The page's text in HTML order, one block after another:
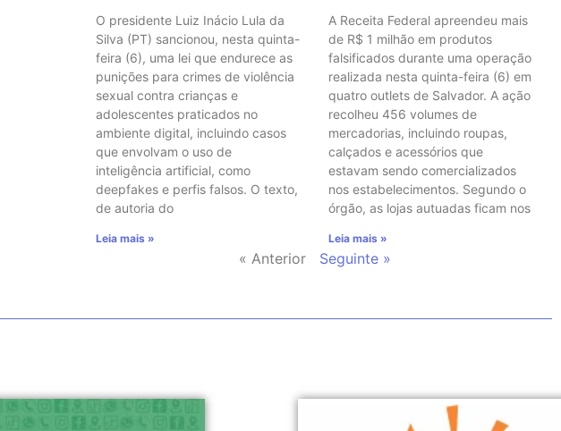
O presidente Luiz Inácio Lula da
Silva (PT) sancionou, nesta quinta-
feira (6), uma lei que endurece as
punições para crimes de violência
sexual contra crianças e
adolescentes praticados no
ambiente digital, incluindo casos
que envolvam o uso de
inteligência artificial, como
deepfakes e perfis falsos. O texto,
de autoria do
Leia mais »
A Receita Federal apreendeu mais
de R$ 1 milhão em produtos
falsificados durante uma operação
realizada nesta quinta-feira (6) em
quatro outlets de Salvador. A ação
recolheu 456 volumes de
mercadorias, incluindo roupas,
calçados e acessórios que
estavam sendo comercializados
nos estabelecimentos. Segundo o
órgão, as lojas autuadas ficam nos
Leia mais »
« Anterior Seguinte »